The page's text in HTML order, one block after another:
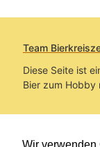
Team
Diese Seite ist
Bier zum Hobby
Sie befinden